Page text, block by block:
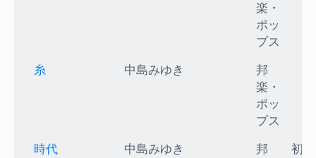
楽・
ポッ
プス
糸
中島みゆき
邦
楽・
ポッ
プス
時代
中島みゆき
邦
初